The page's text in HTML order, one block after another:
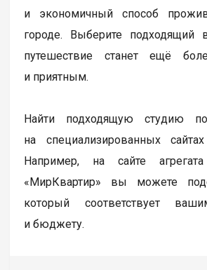
и экономичный способ
городе. Выберите подходящий
путешествие станет ещё
и приятным.
Найти подходящую студию
на специализированных
Например, на сайте
«МирКвартир» вы можете
который соответствует
и бюджету.